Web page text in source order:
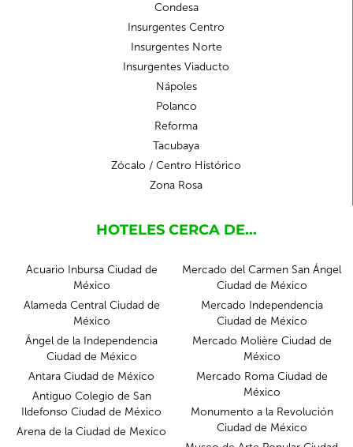
Condesa
Insurgentes Centro
Insurgentes Norte
Insurgentes Viaducto
Nápoles
Polanco
Reforma
Tacubaya
Zócalo / Centro Histórico
Zona Rosa
HOTELES CERCA DE...
Acuario Inbursa Ciudad de
México
Alameda Central Ciudad de
México
Ángel de la Independencia
Ciudad de México
Antara Ciudad de México
Antiguo Colegio de San
Ildefonso Ciudad de México
Arena de la Ciudad de Mexico
Mercado del Carmen San Ángel
Ciudad de México
Mercado Independencia
Ciudad de México
Mercado Molière Ciudad de
México
Mercado Roma Ciudad de
México
Monumento a la Revolución
Ciudad de México